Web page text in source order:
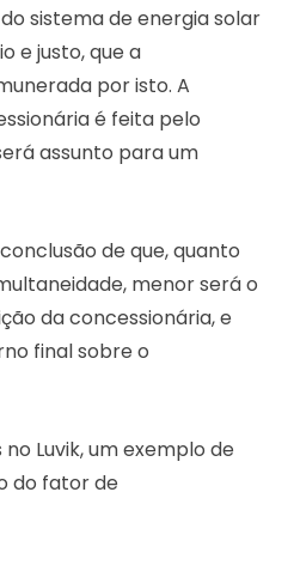
sistema de energia solar
e justo, que a
por isto. A
é feita pelo
assunto para um
de que, quanto
menor será o
da concessionária, e
final sobre o
Luvik, um exemplo de
do fator de